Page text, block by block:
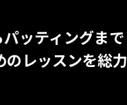
ッティングまで
レッスンを総力